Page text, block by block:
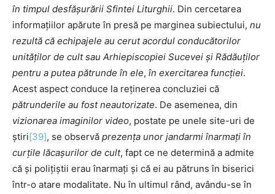
în timpul desfășurării Sfintei Liturghii. Din cercetarea
informațiilor apărute în presă pe marginea subiectului, nu
rezultă că echipajele au cerut acordul conducătorilor
unităților de cult sau Arhiepiscopiei Sucevei și Rădăuților
pentru a putea pătrunde în ele, în exercitarea funcției.
Acest aspect conduce la reținerea concluziei că
pătrunderile au fost neautorizate. De asemenea, din
vizionarea imaginilor video, postate pe unele site-uri de
știri[39], se observă prezența unor jandarmi înarmați în
curțile lăcașurilor de cult, fapt ce ne determină a admite
că și polițiștii erau înarmați și că ei au pătruns în biserici
într-o atare modalitate. Nu în ultimul rând, avându-se în